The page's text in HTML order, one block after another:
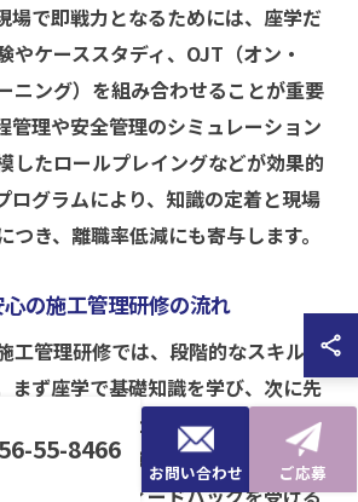
場で即戦力となるためには、座学だ
やケーススタディ、OJT（オン・
ニング）を組み合わせることが重要
管理や安全管理のシミュレーション
したロールプレイングなどが効果的
ログラムにより、知識の定着と現場
つき、離職率低減にも寄与します。
の施工管理研修の流れ
工管理研修では、段階的なスキル習
まず座学で基礎知識を学び、次に先
現場見学や実地体験を行います。そ
票整理などの実務演習を通じて業務
。各段階でフィードバックを受ける
55-8466
お問い合わせ ご応募